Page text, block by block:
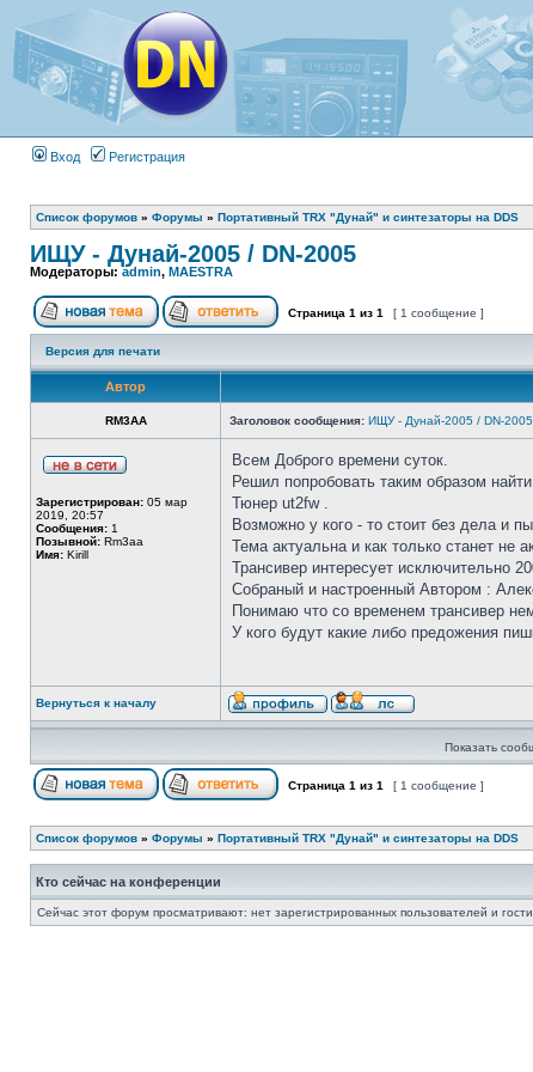
Вход Регистрация
Список форумов » Форумы » Портативный TRX "Дунай" и синтезаторы на DDS
ИЩУ - Дунай-2005 / DN-2005
Модераторы:admin, MAESTRA
Страница 1 из 1 [ 1 сообщение ]
Версия для печати
Автор
RM3AA Заголовок сообщения: ИЩУ - Дунай-2005 / DN-2005
Зарегистрирован: 05 мар
2019, 20:57
Сообщения: 1
Позывной: Rm3aa
Имя: Kirill
Всем Доброго времени суток.
Решил попробовать таким образом
Тюнер ut2fw .
Возможно у кого - то стоит без дела и
Тема актуальна и как только станет не
Трансивер интересует исключительно
Собраный и настроенный Автором :
Понимаю что со временем трансивер
У кого будут какие либо предожения
Вернуться к началу
Показать
Страница 1 из 1 [ 1 сообщение ]
Список форумов » Форумы » Портативный TRX "Дунай" и синтезаторы на DDS
Кто сейчас на конференции
Сейчас этот форум просматривают: нет зарегистрированных пользователей и